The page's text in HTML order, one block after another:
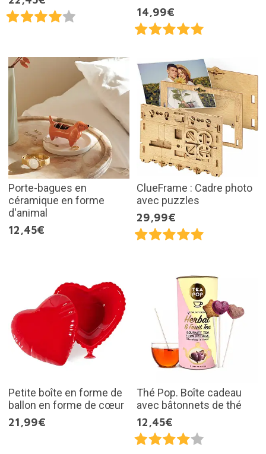
14,99€
Porte-bagues en
céramique en forme
d'animal
12,45€
ClueFrame : Cadre photo
avec puzzles
29,99€
Petite boîte en forme de
ballon en forme de cœur
21,99€
Thé Pop. Boîte cadeau
avec bâtonnets de thé
12,45€